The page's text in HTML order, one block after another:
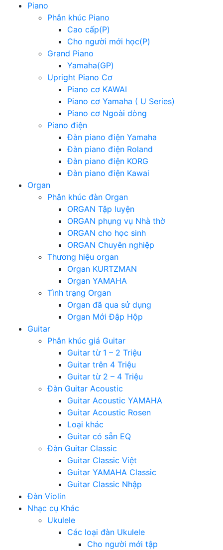
Piano
Phân khúc Piano
Cao cấp(P)
Cho người mới học(P)
Grand Piano
Yamaha(GP)
Upright Piano Cơ
Piano cơ KAWAI
Piano cơ Yamaha ( U Series)
Piano cơ Ngoài dòng
Piano điện
Đàn piano điện Yamaha
Đàn piano điện Roland
Đàn piano điện KORG
Đàn piano điện Kawai
Organ
Phân khúc đàn Organ
ORGAN Tập luyện
ORGAN phụng vụ Nhà thờ
ORGAN cho học sinh
ORGAN Chuyên nghiệp
Thương hiệu organ
Organ KURTZMAN
Organ YAMAHA
Tình trạng Organ
Organ đã qua sử dụng
Organ Mới Đập Hộp
Guitar
Phân khúc giá Guitar
Guitar từ 1 – 2 Triệu
Guitar trên 4 Triệu
Guitar từ 2 – 4 Triệu
Đàn Guitar Acoustic
Guitar Acoustic YAMAHA
Guitar Acoustic Rosen
Loại khác
Guitar có sẵn EQ
Đàn Guitar Classic
Guitar Classic Việt
Guitar YAMAHA Classic
Guitar Classic Nhập
Đàn Violin
Nhạc cụ Khác
Ukulele
Các loại đàn Ukulele
Cho người mới tập